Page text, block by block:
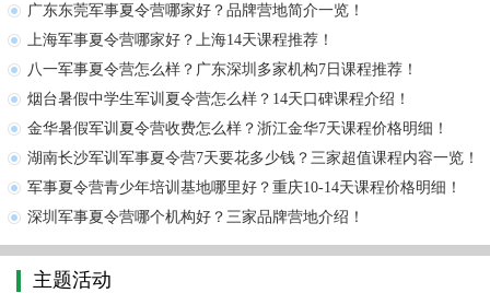
广东东莞军事夏令营哪家好？品牌营地简介一览！
上海军事夏令营哪家好？上海14天课程推荐！
八一军事夏令营怎么样？广东深圳多家机构7日课程推荐！
烟台暑假中学生军训夏令营怎么样？14天口碑课程介绍！
金华暑假军训夏令营收费怎么样？浙江金华7天课程价格明细！
湖南长沙军训军事夏令营7天要花多少钱？三家超值课程内容一览！
军事夏令营青少年培训基地哪里好？重庆10-14天课程价格明细！
深圳军事夏令营哪个机构好？三家品牌营地介绍！
主题活动